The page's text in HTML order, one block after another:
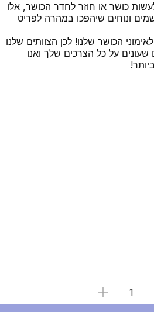
כושר או חוזר לחדר הכושר, אלו
ונוחים שיהפכו במהרה לפריט
הכושר שלנו! לכן הצוותים שלנו
על כל הצרכים שלך ואנו
בחירת כמות